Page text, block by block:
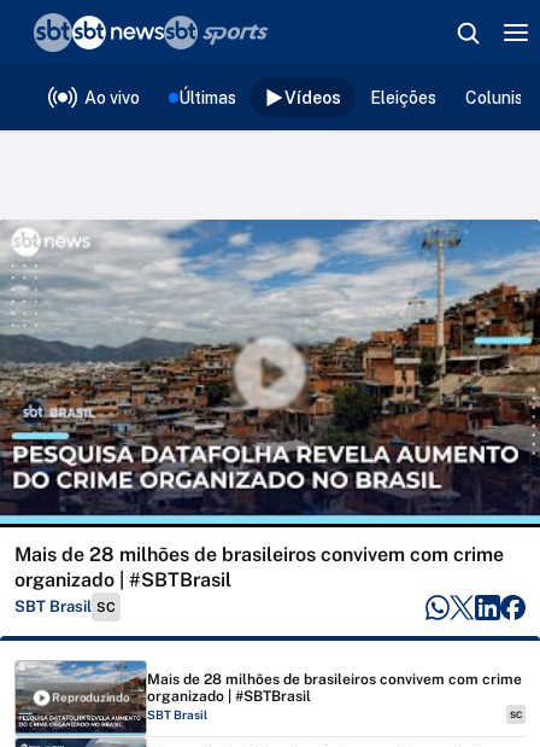
Ao vivo Últimas Vídeos Eleições
Mais de 28 milhões de brasileiros convivem com crime
organizado | #SBTBrasil
SBT Brasil SC
Reproduzindo
Mais de 28 milhões de brasileiros convivem com crime
organizado | #SBTBrasil
SBT Brasil SC
❮voltar
Editorias